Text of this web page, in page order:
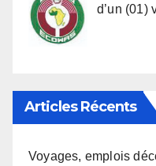
d’un (01)
Articles Récents
Voyages, emplois